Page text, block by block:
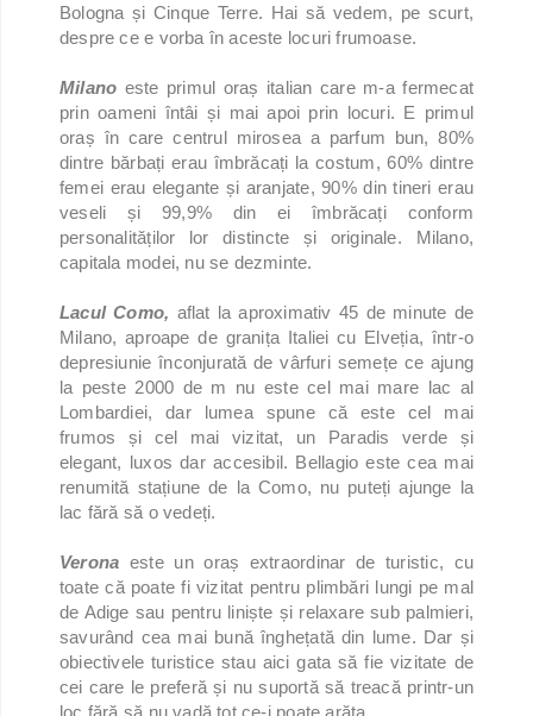
Bologna și Cinque Terre. Hai să vedem, pe scurt,
despre ce e vorba în aceste locuri frumoase.
Milano este primul oraș italian care m-a fermecat
prin oameni întâi și mai apoi prin locuri. E primul
oraș în care centrul mirosea a parfum bun, 80%
dintre bărbați erau îmbrăcați la costum, 60% dintre
femei erau elegante și aranjate, 90% din tineri erau
veseli și 99,9% din ei îmbrăcați conform
personalităților lor distincte și originale. Milano,
capitala modei, nu se dezminte.
Lacul Como, aflat la aproximativ 45 de minute de
Milano, aproape de granița Italiei cu Elveția, într-o
depresiunie înconjurată de vârfuri semețe ce ajung
la peste 2000 de m nu este cel mai mare lac al
Lombardiei, dar lumea spune că este cel mai
frumos și cel mai vizitat, un Paradis verde și
elegant, luxos dar accesibil. Bellagio este cea mai
renumită stațiune de la Como, nu puteți ajunge la
lac fără să o vedeți.
Verona este un oraș extraordinar de turistic, cu
toate că poate fi vizitat pentru plimbări lungi pe mal
de Adige sau pentru liniște și relaxare sub palmieri,
savurând cea mai bună înghețată din lume. Dar și
obiectivele turistice stau aici gata să fie vizitate de
cei care le preferă și nu suportă să treacă printr-un
loc fără să nu vadă tot ce-i poate arăta.